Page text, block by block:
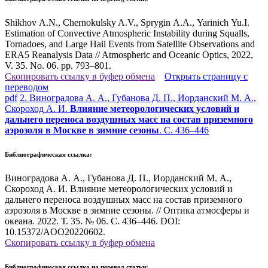
Shikhov A.N., Chernokulsky A.V., Sprygin A.A., Yarinich Yu.I.
Estimation of Convective Atmospheric Instability during Squalls,
Tornadoes, and Large Hail Events from Satellite Observations and
ERA5 Reanalysis Data // Atmospheric and Oceanic Optics, 2022,
V. 35. No. 06. pp. 793–801.
Скопировать ссылку в буфер обмена
Открыть страницу с
переводом
pdf 2. Виноградова А. А., Губанова Д. П., Иорданский М. А.,
Скороход А. И. Влияние метеорологических условий и
дальнего переноса воздушных масс на состав приземного
аэрозоля в Москве в зимние сезоны. С. 436–446
Библиографическая ссылка:
Виноградова А. А., Губанова Д. П., Иорданский М. А.,
Скороход А. И. Влияние метеорологических условий и
дальнего переноса воздушных масс на состав приземного
аэрозоля в Москве в зимние сезоны. // Оптика атмосферы и
океана. 2022. Т. 35. № 06. С. 436–446. DOI:
10.15372/AOO20220602.
Скопировать ссылку в буфер обмена
Библиографическая ссылка на перевод статьи: